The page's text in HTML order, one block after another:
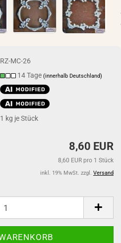
RZ-MC-26
14 Tage(innerhalb Deutschland)
1 kg je Stück
8,60 EUR
8,60 EUR pro 1 Stück
inkl. 19% MwSt. zzgl. Versand